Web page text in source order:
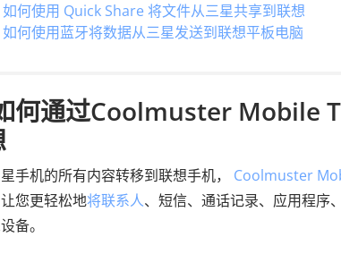
如何使用 Quick Share 将文件从三星共享到联想
如何使用蓝牙将数据从三星发送到联想平板电脑
何通过Coolmuster Mobile
手机的所有内容转移到联想手机， Coolmuster
您更轻松地将联系人、短信、通话记录、应用程序
备。